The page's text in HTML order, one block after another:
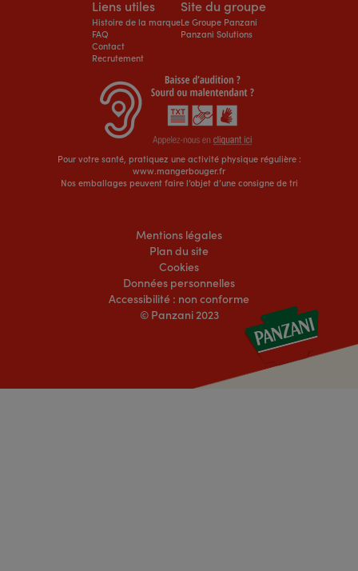
Liens utiles
Histoire de la marque
FAQ
Contact
Recrutement
Site du groupe
Le Groupe Panzani
Panzani Solutions
Pour votre santé, pratiquez une activité physique régulière :
www.mangerbouger.fr
Nos emballages peuvent faire l’objet d’une consigne de tri
Mentions légales
Plan du site
Cookies
Données personnelles
Accessibilité : non conforme
© Panzani 2023